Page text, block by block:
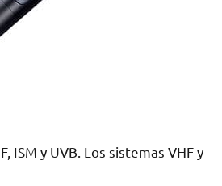
ISM y UVB. Los sistemas VHF y